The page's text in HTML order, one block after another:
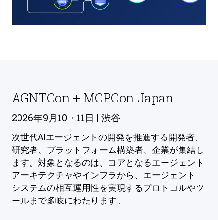
AGNTCon + MCPCon Japan
2026年9月10・11日 | 渋谷
次世代AIエージェントの開発を推進する開発者、
研究者、プラットフォーム構築者、企業が集結し
ます。対象となるのは、コアとなるエージェント
アーキテクチャやインフラから、エージェント
システムの相互運用性を実現するプロトコルやツ
ールまで多岐にわたります。